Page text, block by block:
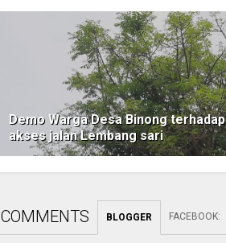
Demo Warga Desa Binong terhadap
akses jalan Lembang sari
COMMENTS BLOGGER FACEBOOK: